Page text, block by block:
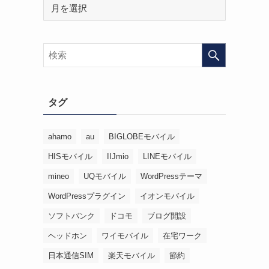
タグ
ahamo au BIGLOBEモバイル
HISモバイル IIJmio LINEモバイル
mineo UQモバイル WordPressテーマ
WordPressプラグイン イオンモバイル
ソフトバンク ドコモ ブログ開設
ヘッドホン ワイモバイル 在宅ワーク
日本通信SIM 楽天モバイル 節約